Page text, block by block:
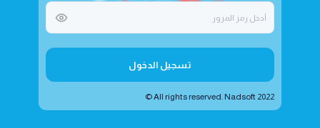
تسجيل الدخول
All rights reserved. Nadsoft 2022 ©